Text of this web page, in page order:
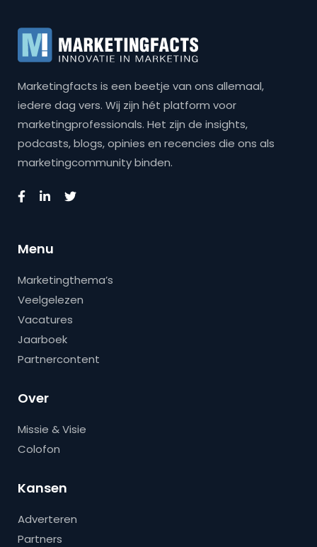
Marketingfacts is een beetje van ons allemaal,
iedere dag vers. Wij zijn hét platform voor
marketingprofessionals. Het zijn de insights,
podcasts, blogs, opinies en recencies die ons als
marketingcommunity binden.
Menu
Marketingthema’s
Veelgelezen
Vacatures
Jaarboek
Partnercontent
Over
Missie & Visie
Colofon
Kansen
Adverteren
Partners